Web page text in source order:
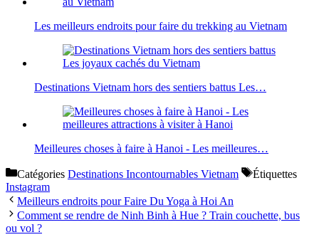
Les meilleurs endroits pour faire du trekking au Vietnam
Destinations Vietnam hors des sentiers battus Les…
Meilleures choses à faire à Hanoi - Les meilleures…
Catégories Destinations Incontournables Vietnam
Étiquettes
Instagram
Meilleurs endroits pour Faire Du Yoga à Hoi An
Comment se rendre de Ninh Binh à Hue ? Train couchette, bus
ou vol ?